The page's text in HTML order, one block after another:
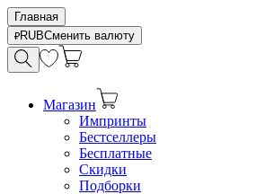
Главная
RUBСменить валюту
Магазин
Импринты
Бестселлеры
Бесплатные
Скидки
Подборки